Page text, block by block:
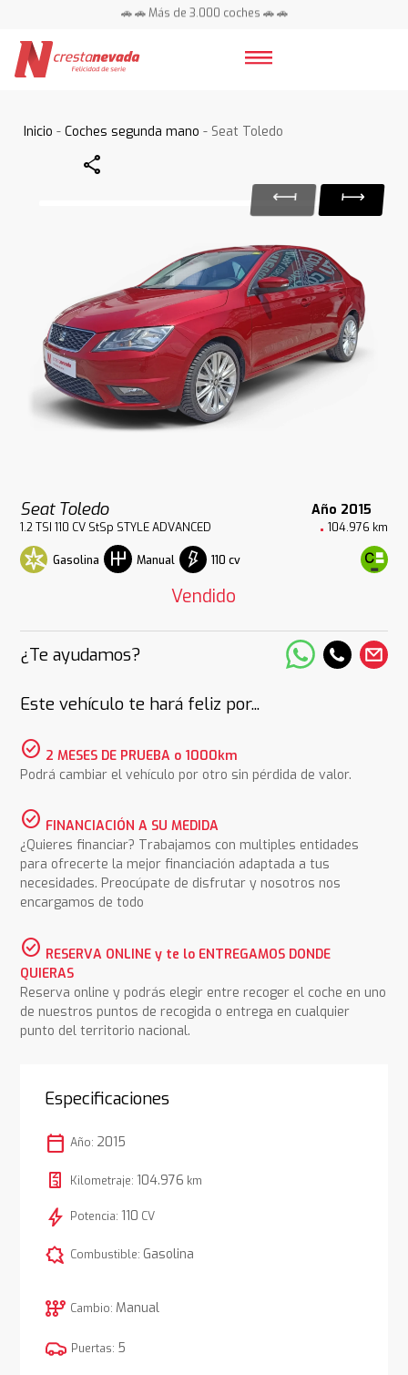
🚗 🚗 Más de 3.000 coches 🚗 🚗
Inicio -Coches segunda mano - Seat Toledo
Share
Seat Toledo Año 2015
1.2 TSI 110 CV StSp STYLE ADVANCED 104.976 km
Gasolina Manual 110 cv
Vendido
¿Te ayudamos?
Este vehículo te hará feliz por...
check_circle 2 MESES DE PRUEBA o 1000km
Podrá cambiar el vehículo por otro sin pérdida de valor.
check_circle FINANCIACIÓN A SU MEDIDA
¿Quieres financiar? Trabajamos con multiples entidades
para ofrecerte la mejor financiación adaptada a tus
necesidades. Preocúpate de disfrutar y nosotros nos
encargamos de todo
check_circle RESERVA ONLINE y te lo ENTREGAMOS DONDE
QUIERAS
Reserva online y podrás elegir entre recoger el coche en uno
de nuestros puntos de recogida o entrega en cualquier
punto del territorio nacional.
Especificaciones
calendar_today Año: 2015
Kilometraje: 104.976 km
bolt Potencia: 110 CV
comic_bubble Combustible: Gasolina
auto_transmission Cambio: Manual
Puertas: 5